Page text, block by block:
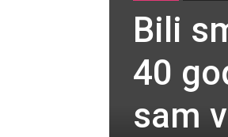
Bili
40
sam